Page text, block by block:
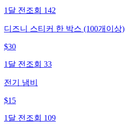
1달 전 조회 142
디즈니 스티커 한 박스 (100개이상)
$30
1달 전 조회 33
전기 냄비
$15
1달 전 조회 109